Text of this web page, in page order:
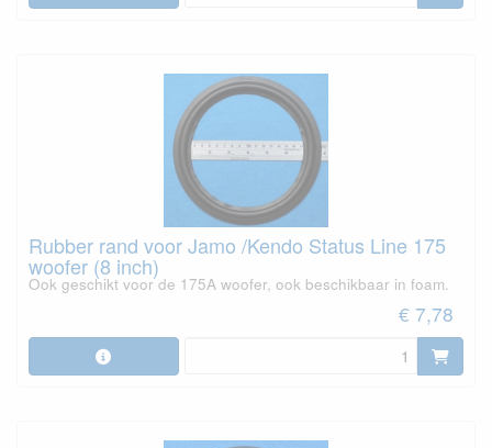
Rubber rand voor Jamo /Kendo Status Line 175
woofer (8 inch)
Ook geschikt voor de 175A woofer, ook beschikbaar in foam.
€ 7,78